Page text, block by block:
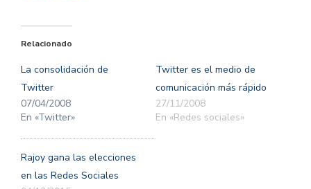
Twitter
abre
una
ventana
nueva)
una
ventana
Relacionado
La consolidación de
Twitter
07/04/2008
En «Twitter»
Twitter es el medio de
comunicación más rápido
27/11/2008
En «Redes sociales»
Rajoy gana las elecciones
en las Redes Sociales